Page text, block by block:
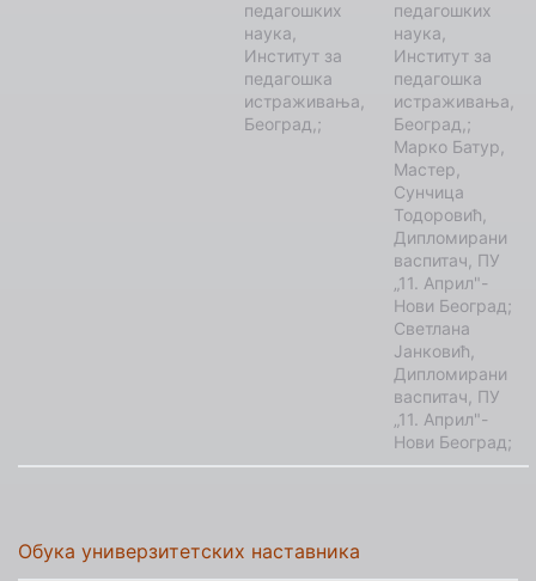
педагошких
наука,
Институт за
педагошка
истраживања,
Београд,;
педагошких
наука,
Институт за
педагошка
истраживања,
Београд,;
Марко Батур,
Мастер,
Сунчица
Тодоровић,
Дипломирани
васпитач, ПУ
„11. Април"-
Нови Београд;
Светлана
Јанковић,
Дипломирани
васпитач, ПУ
„11. Април"-
Нови Београд;
Обука универзитетских наставника